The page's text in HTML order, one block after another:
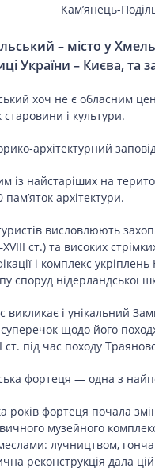
Кам’янець-
– місто у
України – Києва,
хоч не є обласним
старовини і культури.
архітектурний
із найстаріших на
архітектури.
висловлюють
ст.) та високих
і комплекс
споруд нідерландської
викликає і унікальний
суперечок щодо його
під час походу
фортеця — одна з
років фортеця почала
музейного
лучництвом,
реконструкція дала